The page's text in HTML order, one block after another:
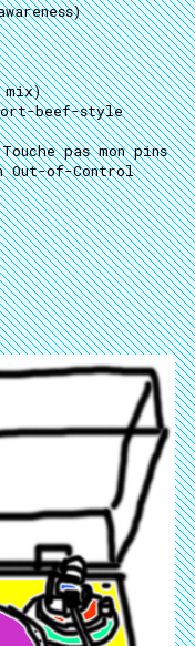
beef-style
pas mon pins
Out-of-Control